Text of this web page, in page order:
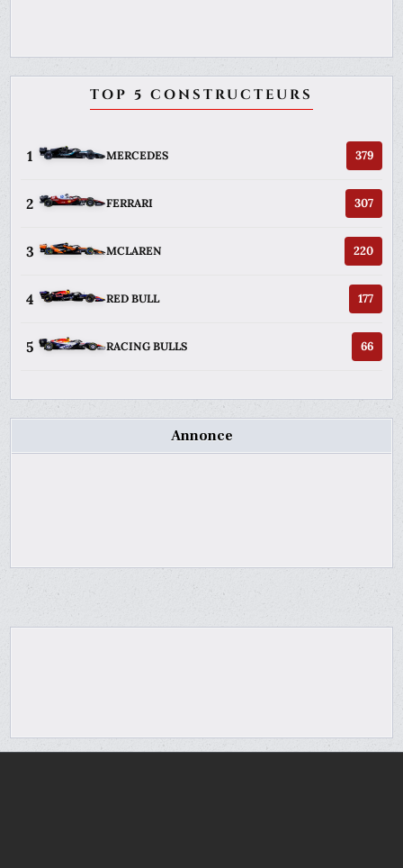
TOP 5 CONSTRUCTEURS
1 MERCEDES 379
2 FERRARI 307
3 MCLAREN 220
4 RED BULL 177
5 RACING BULLS 66
Annonce